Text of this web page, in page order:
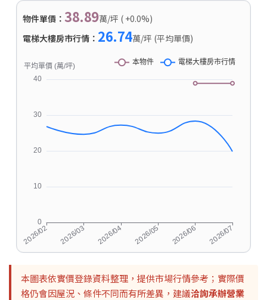
物件單價： 38.89萬/坪 ( +0.0%)
電梯大樓房市行情： 26.74萬/坪 (平均單價)
本圖表依實價登錄資料整理，提供市場行情參考；實際價
格仍會因屋況、條件不同而有所差異，建議洽詢承辦營業